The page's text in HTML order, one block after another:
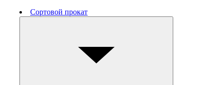
Сортовой прокат